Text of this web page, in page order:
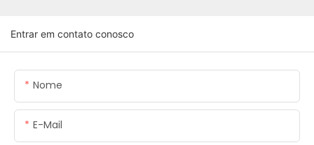
Entrar em contato conosco
Nome
E-Mail